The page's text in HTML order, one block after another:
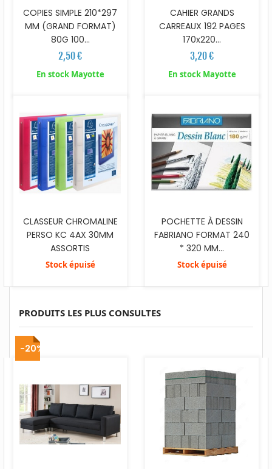
COPIES SIMPLE 210*297
MM (GRAND FORMAT)
80G 100...
2,50 €
En stock Mayotte
CAHIER GRANDS
CARREAUX 192 PAGES
170x220...
3,20 €
En stock Mayotte
CLASSEUR CHROMALINE
PERSO KC 4AX 30MM
ASSORTIS
Stock épuisé
POCHETTE À DESSIN
FABRIANO FORMAT 240
* 320 MM...
Stock épuisé
PRODUITS LES PLUS CONSULTES
-20%